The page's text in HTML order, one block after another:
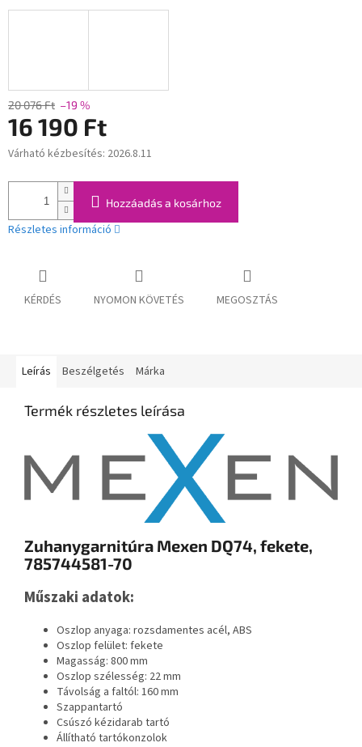
20 076 Ft –19 %
16 190 Ft
Egységár:
Várható kézbesítés: 2026.8.11
Hozzáadás a kosárhoz
Részletes információ
KÉRDÉS NYOMON KÖVETÉS MEGOSZTÁS
Leírás Beszélgetés Márka
Termék részletes leírása
Zuhanygarnitúra Mexen DQ74, fekete,
785744581-70
Műszaki adatok:
Oszlop anyaga: rozsdamentes acél, ABS
Oszlop felület: fekete
Magasság: 800 mm
Oszlop szélesség: 22 mm
Távolság a faltól: 160 mm
Szappantartó
Csúszó kézidarab tartó
Állítható tartókonzolok